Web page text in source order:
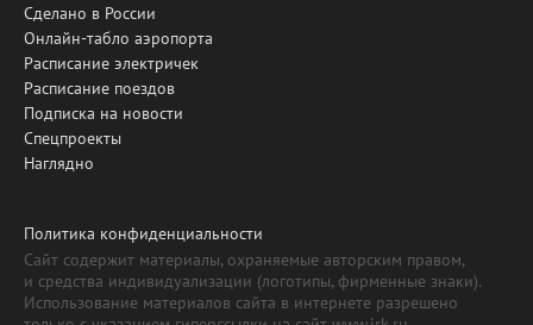
Сделано в России
Онлайн-табло аэропорта
Расписание электричек
Расписание поездов
Подписка на новости
Спецпроекты
Наглядно
Политика конфиденциальности
Сайт содержит материалы, охраняемые авторским правом,
и средства индивидуализации (логотипы, фирменные знаки).
Использование материалов сайта в интернете разрешено